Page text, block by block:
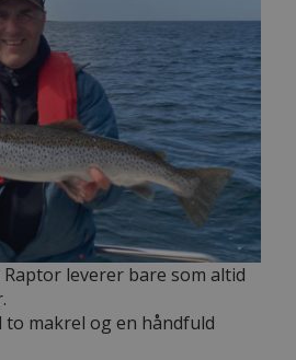
leverer bare som altid
to makrel og en håndfuld